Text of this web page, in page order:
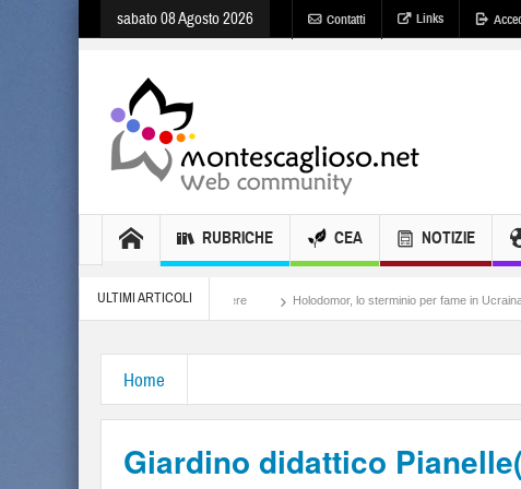
sabato 08 Agosto 2026 Contatti Links
RUBRICHE CEA NOTIZIE
ULTIMI ARTICOLI
Meloni, il lamento al potere Holodomor, lo sterminio per fame in Ucraina
Home
Giardino didattico